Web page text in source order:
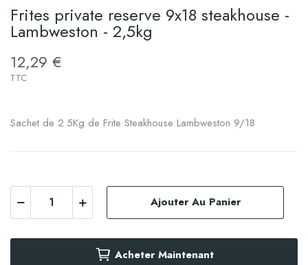
Frites private reserve 9x18 steakhouse -
Lambweston - 2,5kg
12,29 €
TTC
Sachet de 2.5Kg de Frite Steakhouse Lambweston 9/18
Ajouter Au Panier
Acheter Maintenant